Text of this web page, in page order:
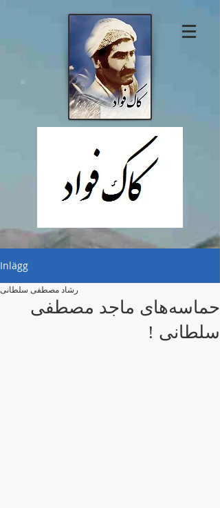
Inlägg
حماسه‌های ماجد مصطفی
سلطانی !
رشاد مصطفی سلطانی